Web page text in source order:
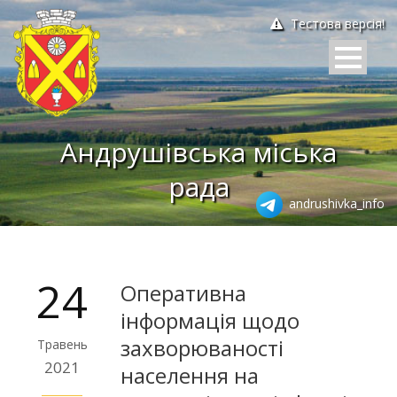
Тестова версія!
Андрушівська міська
рада
andrushivka_info
24
Травень
2021
Оперативна
інформація щодо
захворюваності
населення на